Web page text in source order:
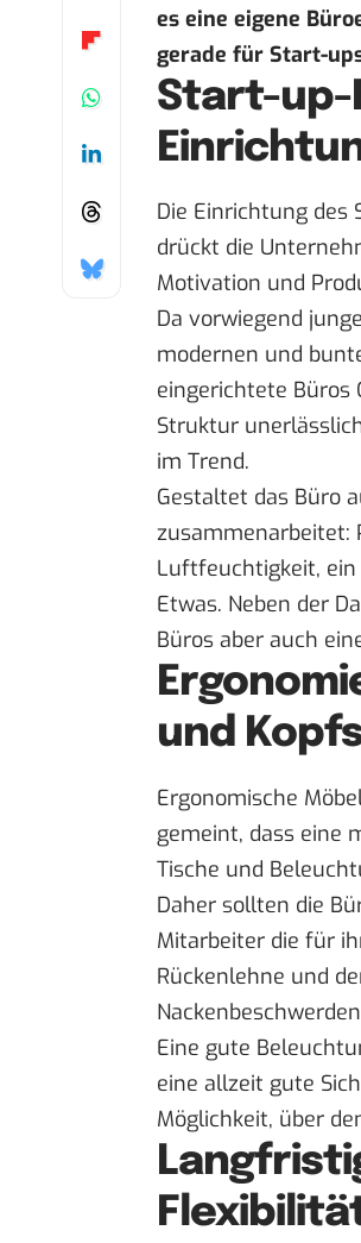
es eine eigene
gerade für Start-
Start-up-
Die Einrichtung des
drückt die
Motivation und
Da vorwiegend
modernen und
eingerichtete Büros
Struktur
im Trend.
Gestaltet das Büro
zusammenarbeitet:
Luftfeuchtigkeit,
Etwas. Neben der
Büros aber auch
und
Ergonomische
gemeint, dass eine
Tische und
Daher sollten die
Mitarbeiter die für
Rückenlehne und
Eine gute
eine allzeit gute
Möglichkeit, über